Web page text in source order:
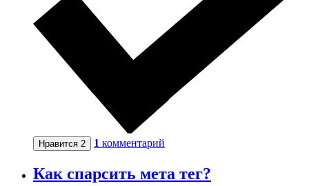
Нравится 2 1 комментарий
Как спарсить мета тег?